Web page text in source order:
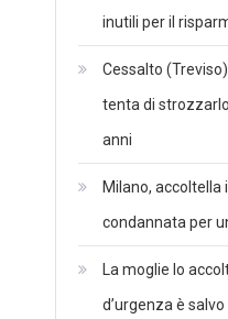
inutili per il
Cessalto
tenta di
anni
Milano, accoltella
condannata per
La moglie lo
d’urgenza è salvo